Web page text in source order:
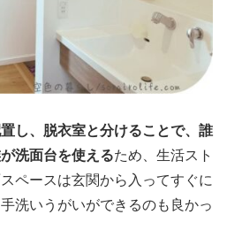
し、脱衣室と分けることで、誰
洗面台を使えるため、生活スト
ペースは玄関から入ってすぐに
洗いうがいができるのも良かっ